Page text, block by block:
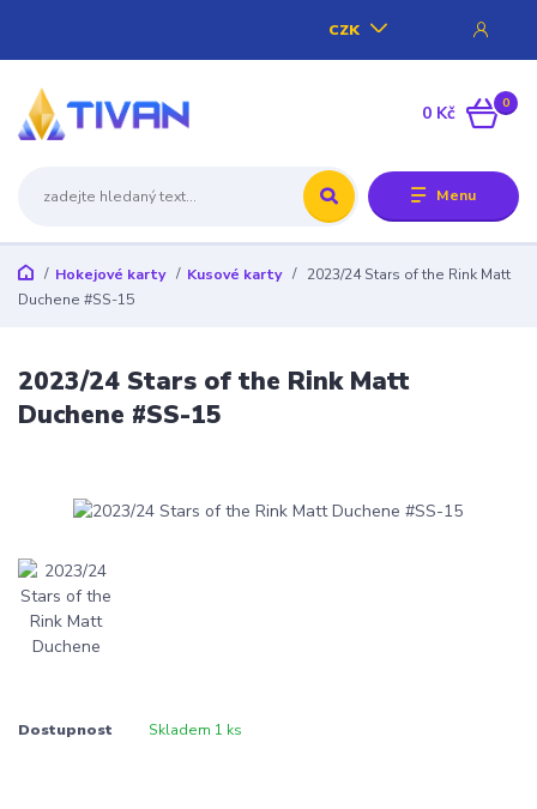
Menu
CZK
0
0 Kč
Hokejové karty Kusové karty
2023/24 Stars of the Rink Matt
Duchene #SS-15
2023/24 Stars of the Rink Matt
Duchene #SS-15
Dostupnost Skladem 1 ks